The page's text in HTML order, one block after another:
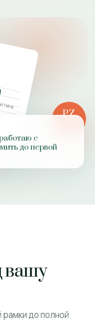
PZ
с
до первой
вашу
до полной